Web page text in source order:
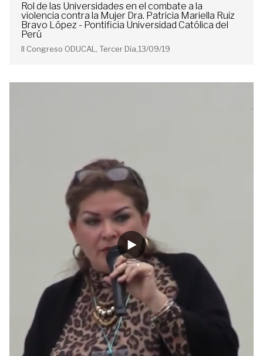
Rol de las Universidades en el combate a la
violencia contra la Mujer Dra. Patricia Mariella Ruiz
Bravo López - Pontificia Universidad Católica del
Perú
II Congreso ODUCAL, Tercer Día,13/09/19